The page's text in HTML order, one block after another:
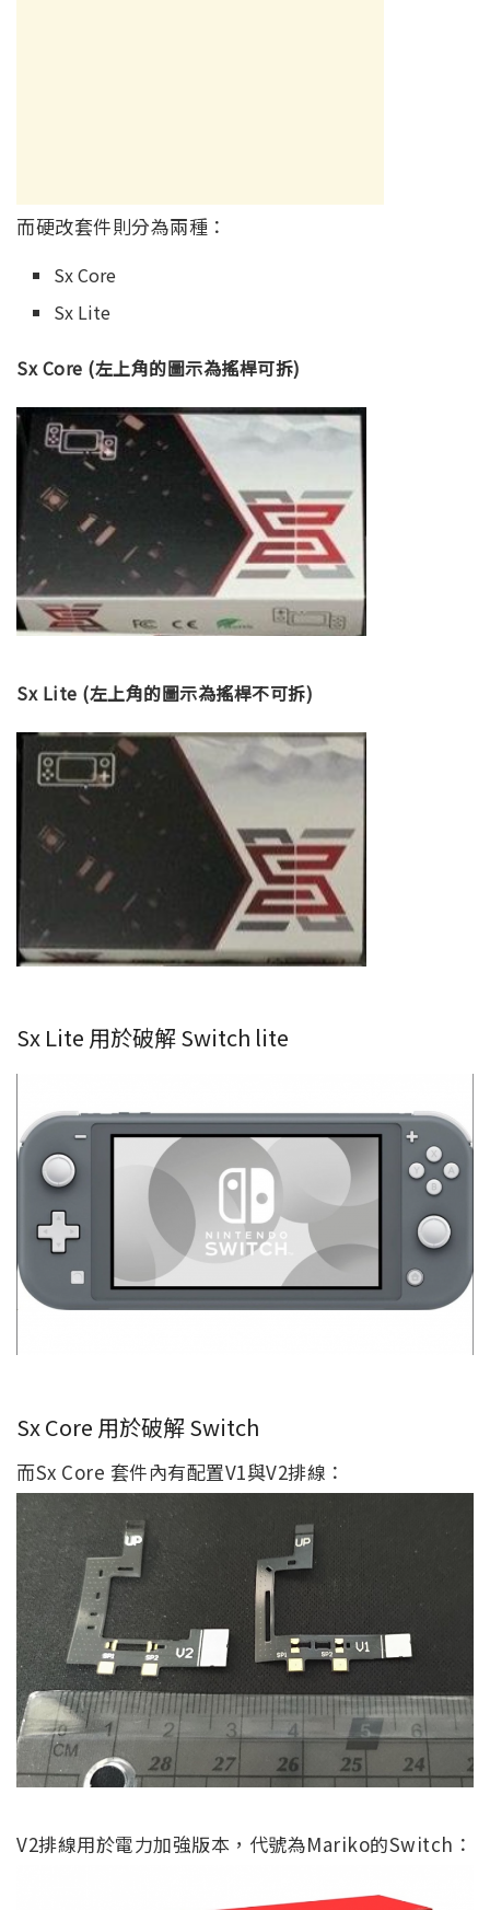
而硬改套件則分為兩種：
Sx Core
Sx Lite
Sx Core (左上角的圖示為搖桿可拆)
Sx Lite (左上角的圖示為搖桿不可拆)
Sx Lite 用於破解 Switch lite
Sx Core 用於破解 Switch
而Sx Core 套件內有配置V1與V2排線：
V2排線用於電力加強版本，代號為Mariko的Switch：